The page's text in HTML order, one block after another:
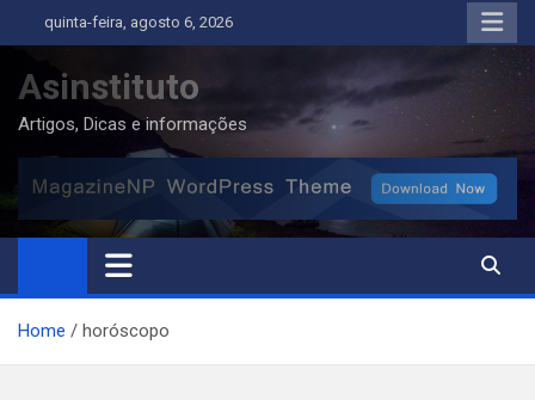
to
content
quinta-feira, agosto 6, 2026
Asinstituto
Artigos, Dicas e informações
Home horóscopo